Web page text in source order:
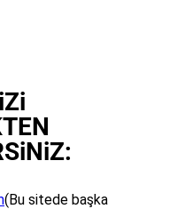
(Bu sitede başka